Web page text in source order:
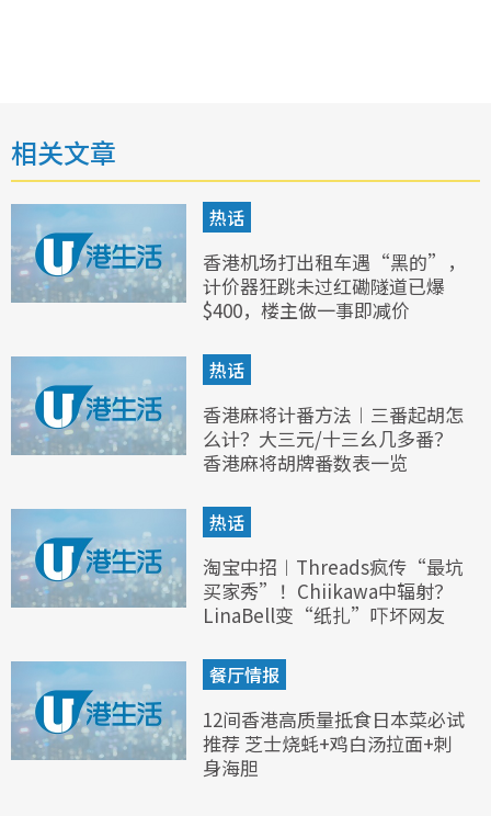
相关文章
热话
香港机场打出租车遇“黑的”，
计价器狂跳未过红磡隧道已爆
$400，楼主做一事即减价
热话
香港麻将计番方法︱三番起胡怎
么计？大三元/十三幺几多番？
香港麻将胡牌番数表一览
热话
淘宝中招︱Threads疯传“最坑
买家秀”！Chiikawa中辐射？
LinaBell变“纸扎”吓坏网友
餐厅情报
12间香港高质量抵食日本菜必试
推荐 芝士烧蚝+鸡白汤拉面+刺
身海胆